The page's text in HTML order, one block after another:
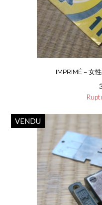
IMPRIMÉ – 女
VENDU